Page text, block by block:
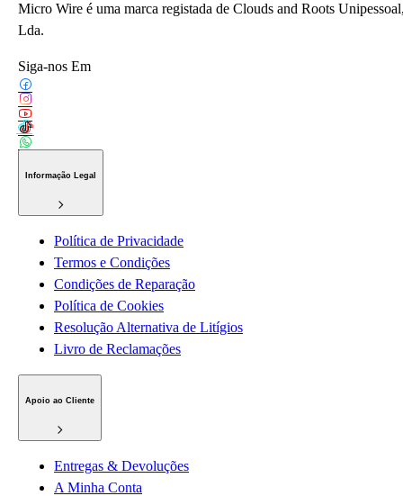
Micro Wire é uma marca registada de Clouds and Roots
Lda.
Siga-nos Em
Informação Legal
Política de Privacidade
Termos e Condições
Condições de Reparação
Política de Cookies
Resolução Alternativa de Litígios
Livro de Reclamações
Apoio ao Cliente
Entregas & Devoluções
A Minha Conta